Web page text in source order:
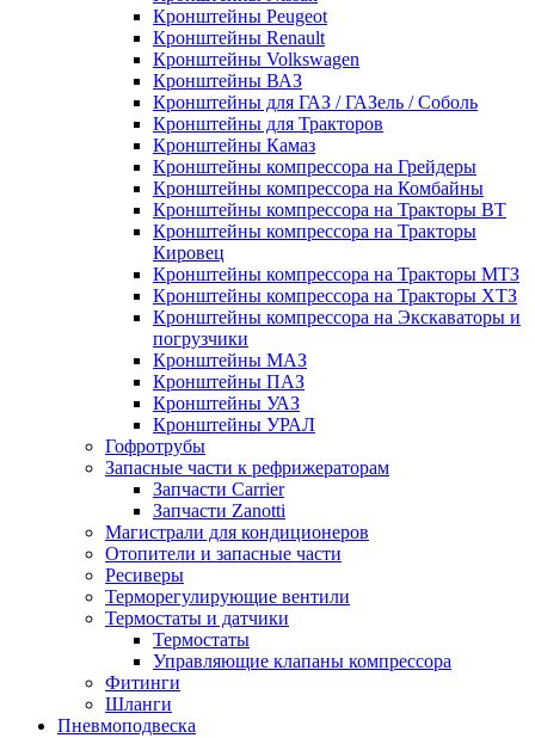
Кронштейны Peugeot
Кронштейны Renault
Кронштейны Volkswagen
Кронштейны ВАЗ
Кронштейны для ГАЗ / ГАЗель / Соболь
Кронштейны для Тракторов
Кронштейны Камаз
Кронштейны компрессора на Грейдеры
Кронштейны компрессора на Комбайны
Кронштейны компрессора на Тракторы ВТ
Кронштейны компрессора на Тракторы
Кировец
Кронштейны компрессора на Тракторы МТЗ
Кронштейны компрессора на Тракторы ХТЗ
Кронштейны компрессора на Экскаваторы и
погрузчики
Кронштейны МАЗ
Кронштейны ПАЗ
Кронштейны УАЗ
Кронштейны УРАЛ
Гофротрубы
Запасные части к рефрижераторам
Запчасти Carrier
Запчасти Zanotti
Магистрали для кондиционеров
Отопители и запасные части
Ресиверы
Терморегулирующие вентили
Термостаты и датчики
Термостаты
Управляющие клапаны компрессора
Фитинги
Шланги
Пневмоподвеска